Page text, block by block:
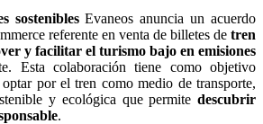
sosteniblesEvaneos anuncia un acuerdo
referente en venta de billetes de tren
y facilitar el turismo bajo en emisiones
Esta colaboración tiene como objetivo
por el tren como medio de transporte,
y ecológica que permite descubrir
.